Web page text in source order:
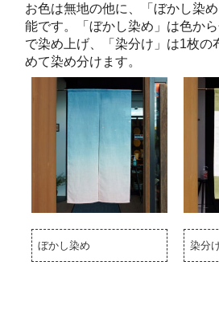
お色は無地の他に、「ぼかし染
能です。「ぼかし染め」は色か
で染め上げ、「染分け」は1枚の
めて染め分けます。
ぼかし染め 染分